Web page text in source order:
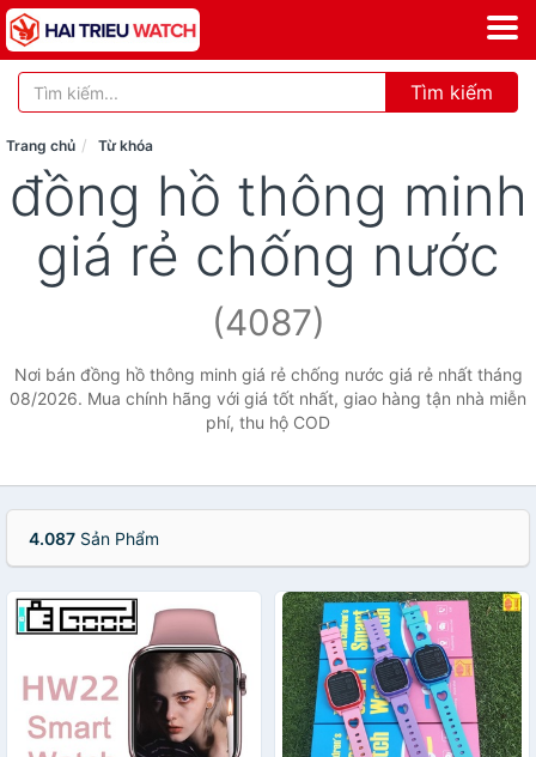
Tìm kiếm
Trang chủ Từ khóa
đồng hồ thông minh
giá rẻ chống nước
(4087)
Nơi bán đồng hồ thông minh giá rẻ chống nước giá rẻ nhất tháng
08/2026. Mua chính hãng với giá tốt nhất, giao hàng tận nhà miễn
phí, thu hộ COD
4.087 Sản Phẩm